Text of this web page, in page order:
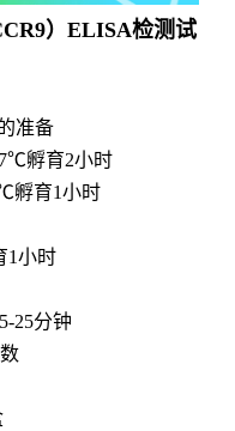
）ELISA检测试
准备
孵育2小时
孵育1小时
1小时
25分钟